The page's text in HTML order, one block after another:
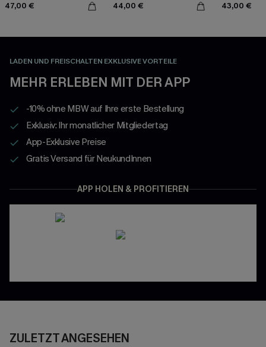
47,00 € 44,00 € 43,00 €
LADEN UND FREISCHALTEN EXKLUSIVE VORTEILE
MEHR ERLEBEN MIT DER APP
-10% ohne MBW auf Ihre erste Bestellung
Exklusiv: Ihr monatlicher Mitgliedertag
App-Exklusive Preise
Gratis Versand für NeukundInnen
APP HOLEN & PROFITIEREN
ZULETZT ANGESEHEN